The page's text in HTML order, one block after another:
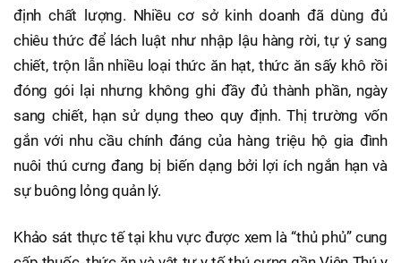
định chất lượng. Nhiều cơ sở kinh doanh đã dùng đủ
chiêu thức để lách luật như nhập lậu hàng rời, tự ý sang
chiết, trộn lẫn nhiều loại thức ăn hạt, thức ăn sấy khô rồi
đóng gói lại nhưng không ghi đầy đủ thành phần, ngày
sang chiết, hạn sử dụng theo quy định. Thị trường vốn
gắn với nhu cầu chính đáng của hàng triệu hộ gia đình
nuôi thú cưng đang bị biến dạng bởi lợi ích ngắn hạn và
sự buông lỏng quản lý.
Khảo sát thực tế tại khu vực được xem là “thủ phủ” cung